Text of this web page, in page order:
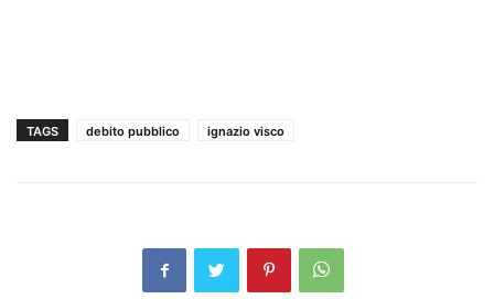
TAGS debito pubblico ignazio visco